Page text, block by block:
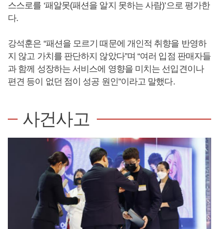
스스로를 ‘패알못(패션을 알지 못하는 사람)’으로 평가한
다.
강석훈은 “패션을 모르기 때문에 개인적 취향을 반영하
지 않고 가치를 판단하지 않았다”며 “여러 입점 판매자들
과 함께 성장하는 서비스에 영향을 미치는 선입견이나
편견 등이 없던 점이 성공 원인”이라고 말했다.
사건사고